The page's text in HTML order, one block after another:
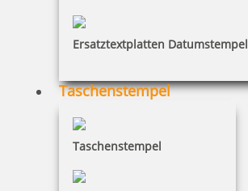
Ersatztextplatten Datumstempel
Taschenstempel
Taschenstempel
81,24 €